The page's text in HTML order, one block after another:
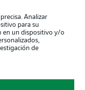
GmbH
Analizar
para su
en un dispositivo y/o
de